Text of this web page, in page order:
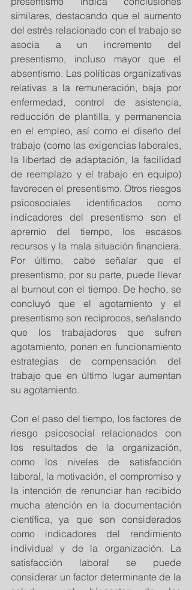
similares, destacando que el aumento
del estrés relacionado con el trabajo se
asocia a un incremento del
presentismo, incluso mayor que el
absentismo. Las políticas organizativas
relativas a la remuneración, baja por
enfermedad, control de asistencia,
reducción de plantilla, y permanencia
en el empleo, así como el diseño del
trabajo (como las exigencias laborales,
la libertad de adaptación, la facilidad
de reemplazo y el trabajo en equipo)
favorecen el presentismo. Otros riesgos
psicosociales identificados como
indicadores del presentismo son el
apremio del tiempo, los escasos
recursos y la mala situación financiera.
Por último, cabe señalar que el
presentismo, por su parte, puede llevar
al burnout con el tiempo. De hecho, se
concluyó que el agotamiento y el
presentismo son recíprocos, señalando
que los trabajadores que sufren
agotamiento, ponen en funcionamiento
estrategias de compensación del
trabajo que en último lugar aumentan
su agotamiento.
Con el paso del tiempo, los factores de
riesgo psicosocial relacionados con
los resultados de la organización,
como los niveles de satisfacción
laboral, la motivación, el compromiso y
la intención de renunciar han recibido
mucha atención en la documentación
científica, ya que son considerados
como indicadores del rendimiento
individual y de la organización. La
satisfacción laboral se puede
considerar un factor determinante de la